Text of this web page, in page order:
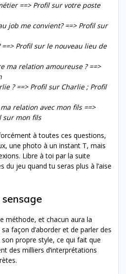
==> Profil sur votre poste
job me convient? ==> Profil sur
Profil sur le nouveau lieu de
ma relation amoureuse ? ==>
? ==> Profil sur Charlie ; Profil
relation avec mon fils ==>
sur mon fils
à toutes ces questions,
une photo à un instant T, mais
Libre à toi par la suite
du jeu quand tu seras plus à l’aise
méthode, et chacun aura la
façon d’aborder et de parler des
propre style, ce qui fait que
des milliers d’interprétations